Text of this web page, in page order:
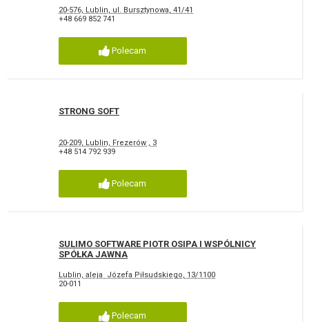
20-576, Lublin, ul. Bursztynowa, 41/41
+48 669 852 741
Polecam
STRONG SOFT
20-209, Lublin, Frezerów , 3
+48 514 792 939
Polecam
SULIMO SOFTWARE PIOTR OSIPA I WSPÓLNICY
SPÓŁKA JAWNA
Lublin, aleja Józefa Piłsudskiego, 13/1100
20-011
Polecam